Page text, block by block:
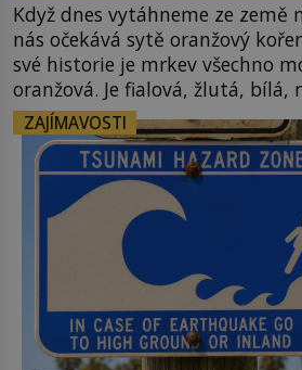
Když dnes vytáhneme ze země
nás očekává sytě oranžový
své historie je mrkev všechno
oranžová. Je fialová, žlutá, bílá,
téměř černá. Až díky stovkám
šlechtění se z ní stává zelenina,
zahradu ani nedokážeme
ZAJÍMAVOSTI